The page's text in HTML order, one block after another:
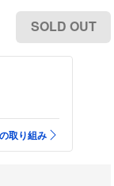
SOLD OUT
取り組み